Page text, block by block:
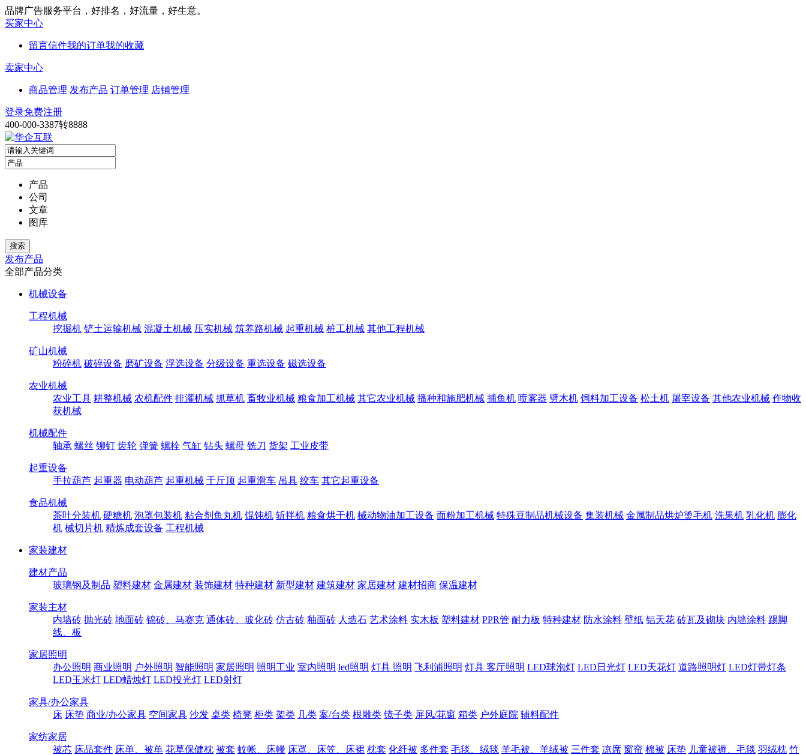
品牌广告服务平台，好排名，好流量，好生意。
买家中心
留言信件我的订单我的收藏
卖家中心
商品管理 发布产品 订单管理 店铺管理
登录免费注册
400-000-3387转8888
产品
公司
文章
图库
发布产品
全部产品分类
机械设备
工程机械
挖掘机 铲土运输机械 混凝土机械 压实机械 筑养路机械 起重机械 桩工机械 其他工程机械
矿山机械
粉碎机 破碎设备 磨矿设备 浮选设备 分级设备 重选设备 磁选设备
农业机械
农业工具 耕整机械 农机配件 排灌机械 抓草机 畜牧业机械 粮食加工机械 其它农业机械 播种和施肥机械 捕鱼机 喷雾器 劈木机 饲料加工设备 松土机 屠宰设备 其他农业机械 作物收
获机械
机械配件
轴承 螺丝 铆钉 齿轮 弹簧 螺栓 气缸 钻头 螺母 铣刀 货架 工业皮带
起重设备
手拉葫芦 起重器 电动葫芦 起重机械 千斤顶 起重滑车 吊具 绞车 其它起重设备
食品机械
茶叶分装机 硬糖机 泡罩包装机 粘合剂鱼丸机 馄饨机 斩拌机 粮食烘干机 械动物油加工设备 面粉加工机械 特殊豆制品机械设备 集装机械 金属制品烘炉烫毛机 洗果机 乳化机 膨化
机 械切片机 精炼成套设备 工程机械
家装建材
建材产品
玻璃钢及制品 塑料建材 金属建材 装饰建材 特种建材 新型建材 建筑建材 家居建材 建材招商 保温建材
家装主材
内墙砖 抛光砖 地面砖 锦砖、马赛克 通体砖、玻化砖 仿古砖 釉面砖 人造石 艺术涂料 实木板 塑料建材 PPR管 耐力板 特种建材 防水涂料 壁纸 铝天花 砖瓦及砌块 内墙涂料 踢脚
线、板
家居照明
办公照明 商业照明 户外照明 智能照明 家居照明 照明工业 室内照明 led照明 灯具 照明 飞利浦照明 灯具 客厅照明 LED球泡灯 LED日光灯 LED天花灯 道路照明灯 LED灯带灯条
LED玉米灯 LED蜡烛灯 LED投光灯 LED射灯
家具/办公家具
床 床垫 商业/办公家具 空间家具 沙发 桌类 椅凳 柜类 架类 几类 案/台类 根雕类 镜子类 屏风/花窗 箱类 户外庭院 辅料配件
家纺家居
被芯 床品套件 床单、被单 花草保健枕 被套 蚊帐、床幔 床罩、床笠、床裙 枕套 化纤被 多件套 毛毯、绒毯 羊毛被、羊绒被 三件套 凉席 窗帘 棉被 床垫 儿童被褥、毛毯 羽绒枕 竹